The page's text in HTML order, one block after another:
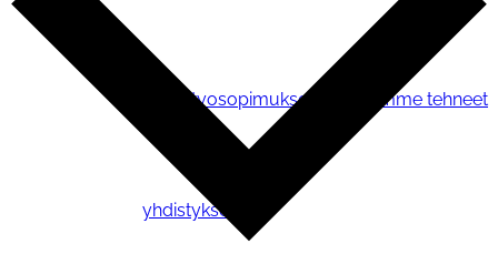
Yhteistyosopimuksen kanssamme tehneet
yhdistykset